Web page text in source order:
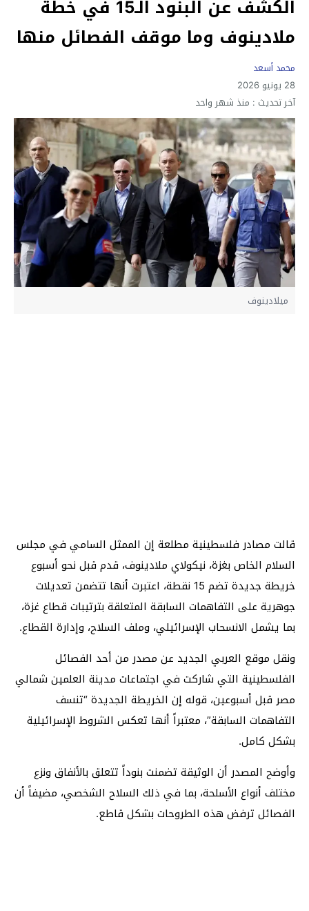
الكشف عن البنود الـ15 في خطة
ملادينوف وما موقف الفصائل منها
محمد أسعد
28 يونيو 2026
آخر تحديث : منذ شهر واحد
ميلادينوف
قالت مصادر فلسطينية مطلعة إن الممثل السامي في مجلس
السلام الخاص بغزة، نيكولاي ملادينوف، قدم قبل نحو أسبوع
خريطة جديدة تضم 15 نقطة، اعتبرت أنها تتضمن تعديلات
جوهرية على التفاهمات السابقة المتعلقة بترتيبات قطاع غزة،
بما يشمل الانسحاب الإسرائيلي، وملف السلاح، وإدارة القطاع.
ونقل موقع العربي الجديد عن مصدر من أحد الفصائل
الفلسطينية التي شاركت في اجتماعات مدينة العلمين شمالي
مصر قبل أسبوعين، قوله إن الخريطة الجديدة “تنسف
التفاهمات السابقة”، معتبراً أنها تعكس الشروط الإسرائيلية
بشكل كامل.
وأوضح المصدر أن الوثيقة تضمنت بنوداً تتعلق بالأنفاق ونزع
مختلف أنواع الأسلحة، بما في ذلك السلاح الشخصي، مضيفاً أن
الفصائل ترفض هذه الطروحات بشكل قاطع.